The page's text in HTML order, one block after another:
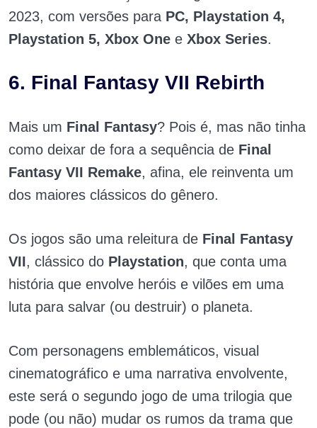
2023, com versões para PC, Playstation 4,
Playstation 5, Xbox One e Xbox Series.
6. Final Fantasy VII Rebirth
Mais um Final Fantasy? Pois é, mas não tinha
como deixar de fora a sequência de Final
Fantasy VII Remake, afina, ele reinventa um
dos maiores clássicos do gênero.
Os jogos são uma releitura de Final Fantasy
VII, clássico do Playstation, que conta uma
história que envolve heróis e vilões em uma
luta para salvar (ou destruir) o planeta.
Com personagens emblemáticos, visual
cinematográfico e uma narrativa envolvente,
este será o segundo jogo de uma trilogia que
pode (ou não) mudar os rumos da trama que